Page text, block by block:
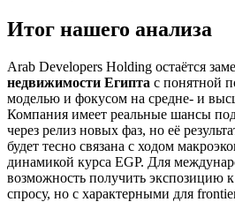
Итог нашего анализа
Arab Developers Holding остаётся
недвижимости Египта с понятной
моделью и фокусом на средне- и
Компания имеет реальные шансы
через релиз новых фаз, но её
будет тесно связана с ходом
динамикой курса EGP. Для
возможность получить экспозицию
спросу, но с характерными для